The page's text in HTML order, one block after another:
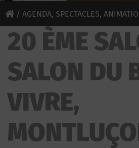
/ AGENDA, SPECTACLES,
SALON DU BIEN VIVRE
20 ÈME
SALON DU
VIVRE,